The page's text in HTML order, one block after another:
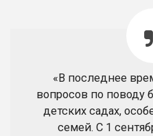
«В последнее
вопросов по поводу
детских садах,
семей. С 1